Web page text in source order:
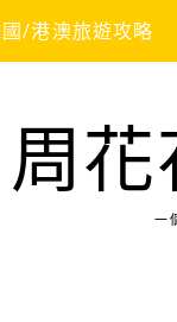
/港澳旅遊攻略
周花
一